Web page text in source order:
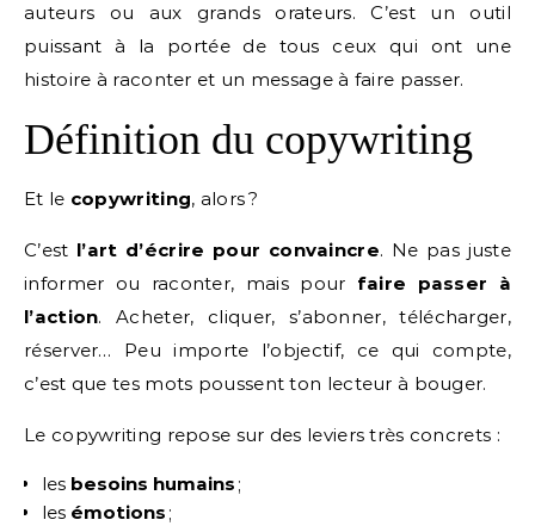
auteurs ou aux grands orateurs. C’est un outil
puissant à la portée de tous ceux qui ont une
histoire à raconter et un message à faire passer.
Définition du copywriting
Et le copywriting, alors ?
C’est l’art d’écrire pour convaincre. Ne pas juste
informer ou raconter, mais pour faire passer à
l’action. Acheter, cliquer, s’abonner, télécharger,
réserver… Peu importe l’objectif, ce qui compte,
c’est que tes mots poussent ton lecteur à bouger.
Le copywriting repose sur des leviers très concrets :
les besoins humains ;
les émotions ;